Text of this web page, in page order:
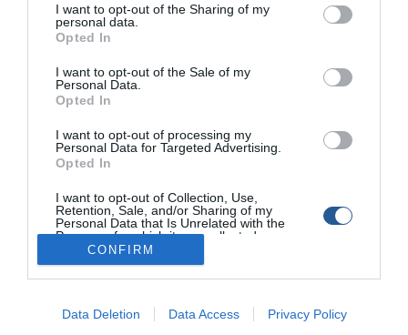
I want to opt-out of the Sharing of my
personal data.
Opted In
I want to opt-out of the Sale of my
Personal Data.
Opted In
I want to opt-out of processing my
Personal Data for Targeted Advertising.
Opted In
I want to opt-out of Collection, Use,
Retention, Sale, and/or Sharing of my
Personal Data that Is Unrelated with the
Purposes for which it was collected.
Opted Out
CONFIRM
Data Deletion Data Access Privacy Policy